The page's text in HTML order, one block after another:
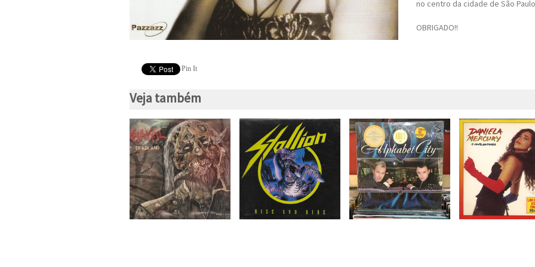
Pin It
no centro da cidade de São
OBRIGADO!!
Veja também